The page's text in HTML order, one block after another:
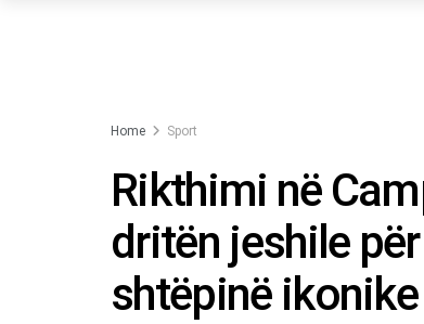
Home Sport
Rikthimi në
dritën jeshile
shtëpinë ikonike